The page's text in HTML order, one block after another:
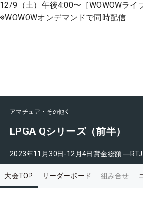
12/9（土）午後4:00〜［WOWOWライ
※WOWOWオンデマンドで同時配信
アマチュア・その他
LPGA Qシリーズ（前半）
2023年11月30日-12月4日賞金総額 ―
大会TOP リーダーボード 組み合せ